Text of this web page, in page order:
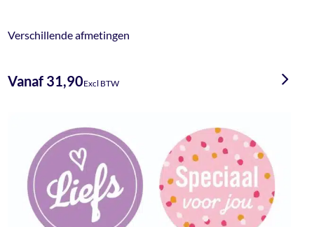
Verschillende afmetingen
Vanaf 31,90Excl BTW